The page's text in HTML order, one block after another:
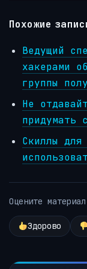
Похожие
Ведущий
хакерами
группы
Не
придумать
Скиллы
Оцените
Здорово